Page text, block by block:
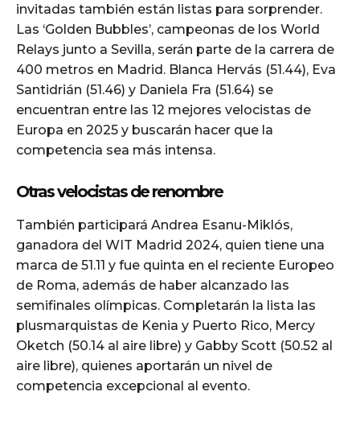
invitadas también están listas para sorprender.
Las ‘Golden Bubbles’, campeonas de los World
Relays junto a Sevilla, serán parte de la carrera de
400 metros en Madrid. Blanca Hervás (51.44), Eva
Santidrián (51.46) y Daniela Fra (51.64) se
encuentran entre las 12 mejores velocistas de
Europa en 2025 y buscarán hacer que la
competencia sea más intensa.
Otras velocistas de renombre
También participará Andrea Esanu-Miklós,
ganadora del WIT Madrid 2024, quien tiene una
marca de 51.11 y fue quinta en el reciente Europeo
de Roma, además de haber alcanzado las
semifinales olímpicas. Completarán la lista las
plusmarquistas de Kenia y Puerto Rico, Mercy
Oketch (50.14 al aire libre) y Gabby Scott (50.52 al
aire libre), quienes aportarán un nivel de
competencia excepcional al evento.